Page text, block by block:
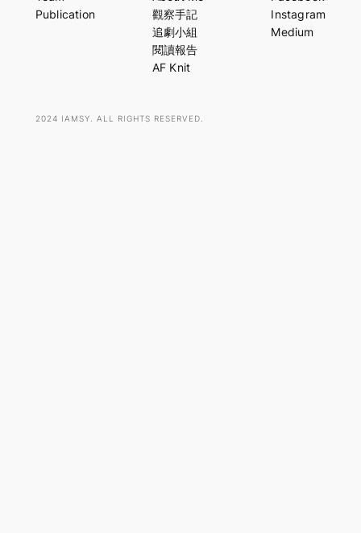
r
Publication
觀察手記
追劇小組
閱讀報告
AF Knit
Instagram
Medium
2024 IAMSY. ALL RIGHTS RESERVED.